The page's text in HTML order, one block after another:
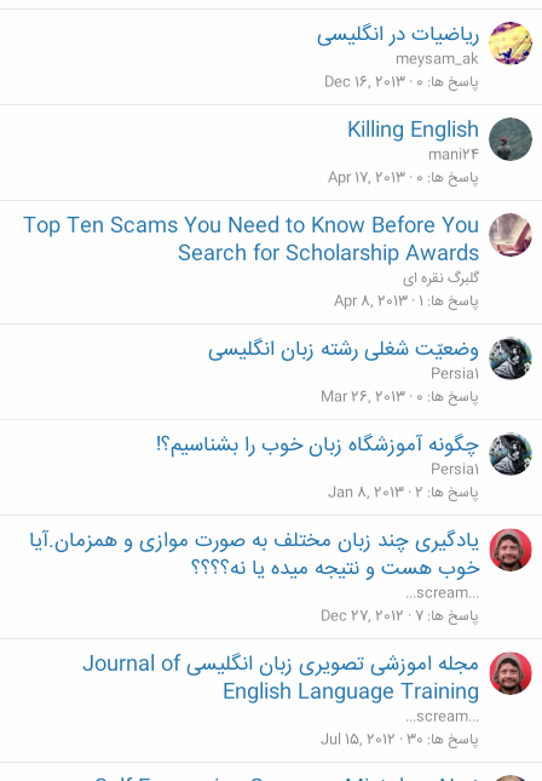
ریاضیات در انگلیسی
meysam_ak
پاسخ ها 0
Dec 16, 2013
Killing English
mani24
پاسخ ها 0
Apr 17, 2013
Top Ten Scams You Need to Know Before You
Search for Scholarship Awards
گلبرگ نقره ای
پاسخ ها 1
Apr 8, 2013
وضعیّت شغلی رشته زبان انگلیسی
Persia1
پاسخ ها 0
Mar 26, 2013
چگونه آموزشگاه زبان خوب را بشناسیم؟!
Persia1
پاسخ ها 2
Jan 8, 2013
یادگیری چند زبان مختلف به صورت موازی و همزمان.آیا
خوب هست و نتیجه میده یا نه؟؟؟؟
...scream...
پاسخ ها 7
Dec 27, 2012
مجله اموزشی تصویری زبان انگلیسی Journal of
English Language Training
...scream...
پاسخ ها 30
Jul 15, 2012